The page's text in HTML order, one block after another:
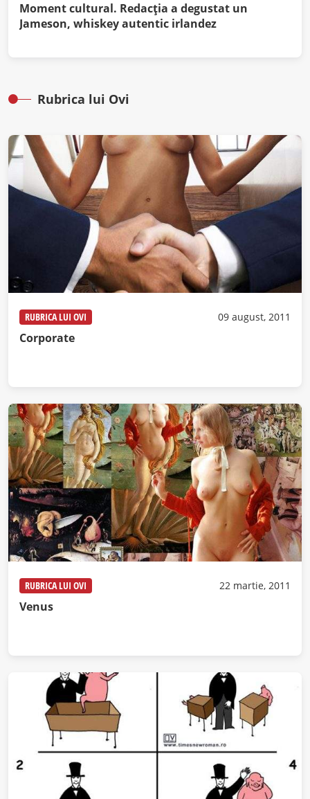
Moment cultural. Redacţia a degustat un
Jameson, whiskey autentic irlandez
Rubrica lui Ovi
RUBRICA LUI OVI 09 august, 2011
Corporate
RUBRICA LUI OVI 22 martie, 2011
Venus